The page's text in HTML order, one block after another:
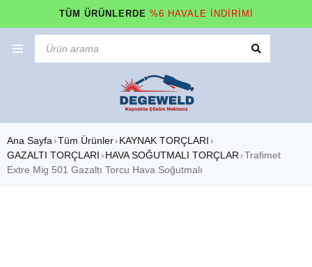
TÜM ÜRÜNLERDE %6 HAVALE İNDİRİMİ
Ana Sayfa›Tüm Ürünler› KAYNAK TORÇLARI ›
GAZALTI TORÇLARI › HAVA SOĞUTMALI TORÇLAR›Trafimet
Extre Mig 501 Gazaltı Torcu Hava Soğutmalı